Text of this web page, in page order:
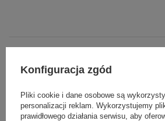
Konfiguracja zgód
Pliki cookie i dane osobowe są
personalizacji reklam. Wykorzystujemy
prawidłowego działania serwisu, aby